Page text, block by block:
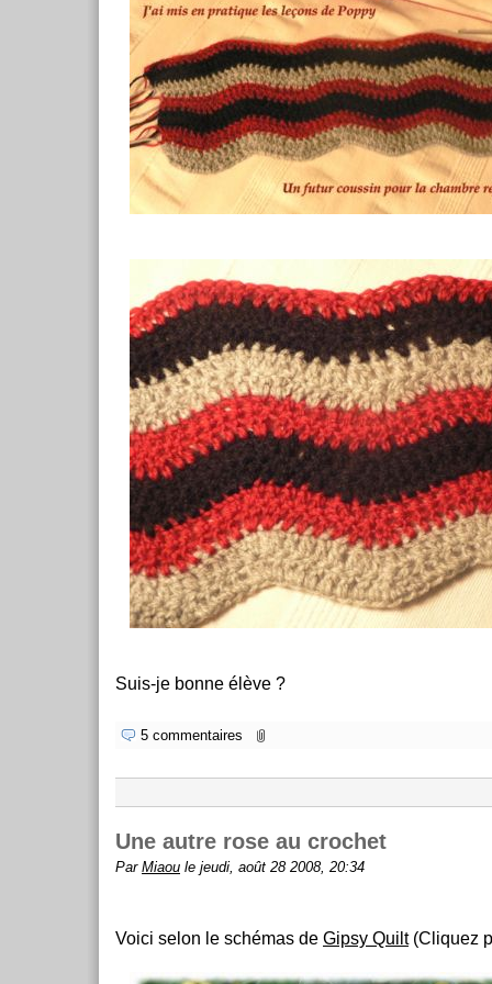
Suis-je bonne élève ?
5 commentaires
Une autre rose au crochet
Par Miaou le jeudi, août 28 2008, 20:34
Voici selon le schémas de Gipsy Quilt(Cliquez